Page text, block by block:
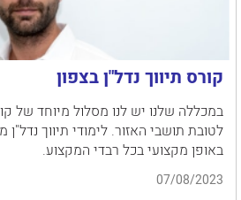
קורס תיווך נדל"ן בצפון
במכללה שלנו יש לנו מסלול מיוחד של
לטובת תושבי האזור. לימודי תיווך
באופן מקצועי בכל רבדי המקצוע.
07/08/2023